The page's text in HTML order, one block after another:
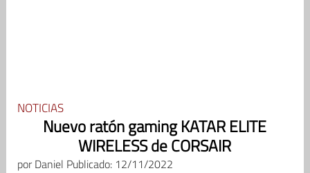
NOTICIAS
Nuevo ratón gaming KATAR ELITE
WIRELESS de CORSAIR
porDaniel Publicado: 12/11/2022